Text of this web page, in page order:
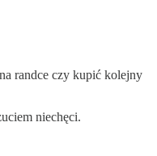
randce czy kupić kolejny
niechęci.